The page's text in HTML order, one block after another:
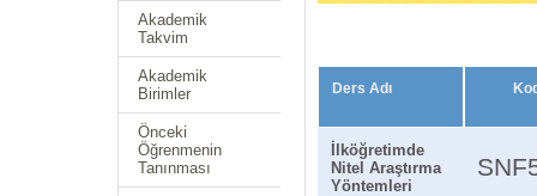
Akademik
Takvim
Akademik
Birimler
Önceki
Öğrenmenin
Tanınması
Ders Adı
İlköğretimde
Nitel Araştırma
Yöntemleri